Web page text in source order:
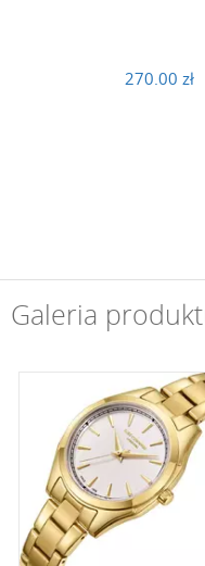
270.00 zł
Galeria